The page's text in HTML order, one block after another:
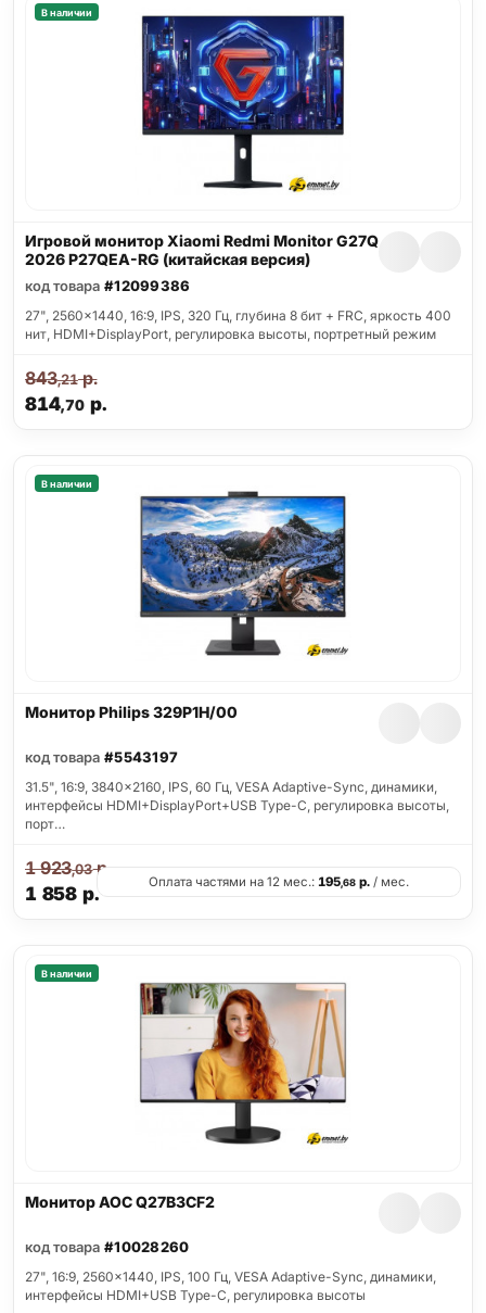
В наличии
Игровой монитор Xiaomi Redmi Monitor G27Q
2026 P27QEA-RG (китайская версия)
код товара #12099386
27", 2560x1440, 16:9, IPS, 320 Гц, глубина 8 бит + FRC, яркость 400
нит, HDMI+DisplayPort, регулировка высоты, портретный режим
814,70р.
843,21р.
В наличии
Монитор Philips 329P1H/00
код товара #5543197
31.5", 16:9, 3840x2160, IPS, 60 Гц, VESA Adaptive-Sync, динамики,
интерфейсы HDMI+DisplayPort+USB Type-C, регулировка высоты,
порт…
1 858 р.
1 923,03р.
Оплата частями на 12 мес.: 195,68 р. / мес.
В наличии
Монитор AOC Q27B3CF2
код товара #10028260
27", 16:9, 2560x1440, IPS, 100 Гц, VESA Adaptive-Sync, динамики,
интерфейсы HDMI+USB Type-C, регулировка высоты